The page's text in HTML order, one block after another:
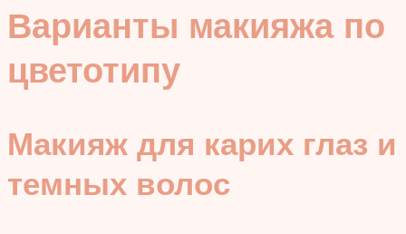
Варианты макияжа по
цветотипу
Макияж для карих глаз и
темных волос